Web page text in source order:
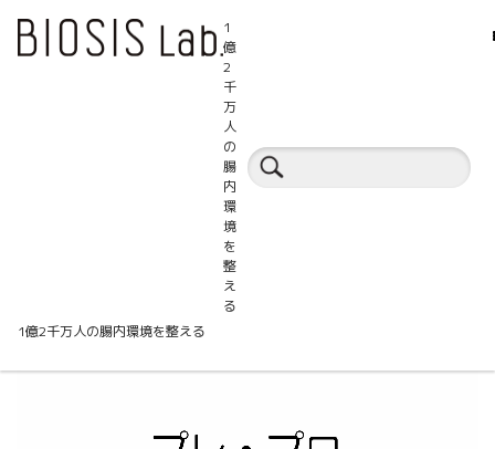
1
億
2
千
万
人
の
腸
内
環
境
を
整
え
る
1億2千万人の腸内環境を整える
JCW BIOSIS Lab._GCI_HAGUMI_No.1
動